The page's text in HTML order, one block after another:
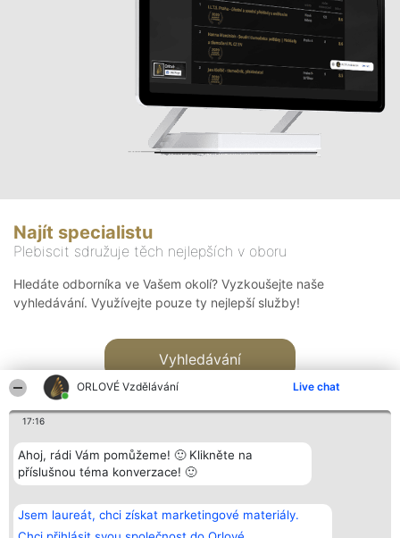
ORLOVÉ Vzdělávání Live chat
17:16
Ahoj, rádi Vám pomůžeme! 🙂 Klikněte na
příslušnou téma konverzace! 🙂
Jsem laureát, chci získat marketingové materiály.
Najít specialistu
Plebiscit sdružuje těch nejlepších v oboru
Hledáte odborníka ve Vašem okolí? Vyzkoušejte naše
vyhledávání. Využívejte pouze ty nejlepší služby!
Vyhledávání
Bright Side Solutions sp. z o.
o. sp. k.
ul. Ruska 22
Vítězové
Seznam všech
laureátů
Kontakt